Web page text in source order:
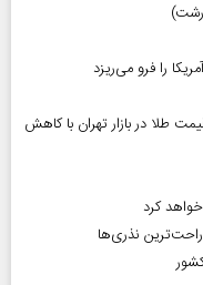
را فرو می‌ریزد
امروز ۱۱ مرداد ۱۴۰۵ | افت قیمت طلا در بازار تهران با کاهش
کرد
راحت‌ترین نذری‌ها